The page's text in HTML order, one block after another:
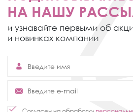
НА НАШУ
и узнавайте первыми об
и новинках компании
Согласен на обработку